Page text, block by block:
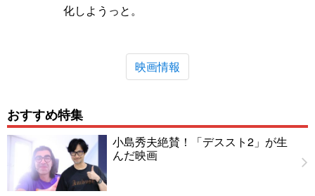
化しようっと。
映画情報
おすすめ特集
小島秀夫絶賛！「デススト2」が生
んだ映画